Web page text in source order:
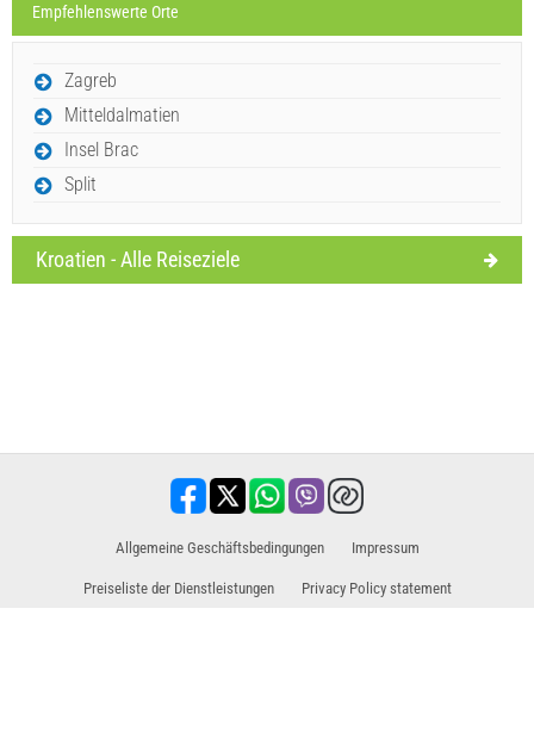
Empfehlenswerte Orte
Zagreb
Mitteldalmatien
Insel Brac
Split
Kroatien - Alle Reiseziele
Allgemeine Geschäftsbedingungen Impressum
Preiseliste der Dienstleistungen Privacy Policy statement